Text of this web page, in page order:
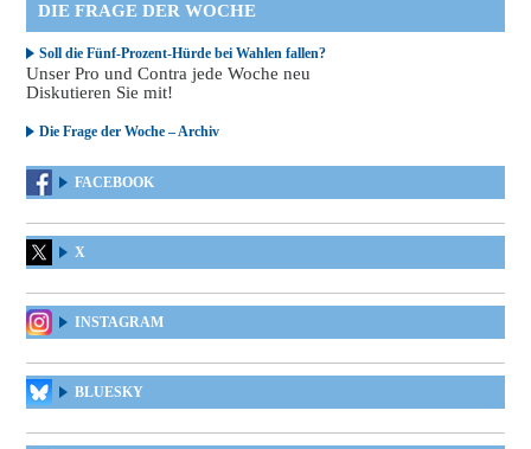
DIE FRAGE DER WOCHE
Soll die Fünf-Prozent-Hürde bei Wahlen fallen?
Unser Pro und Contra jede Woche neu
Diskutieren Sie mit!
Die Frage der Woche – Archiv
FACEBOOK
X
INSTAGRAM
BLUESKY